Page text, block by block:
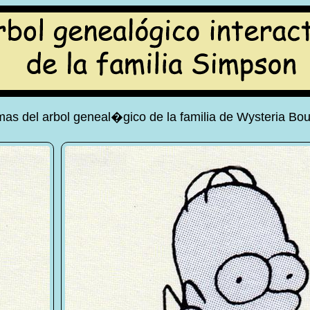
del arbol geneal�gico de la familia de Wysteria